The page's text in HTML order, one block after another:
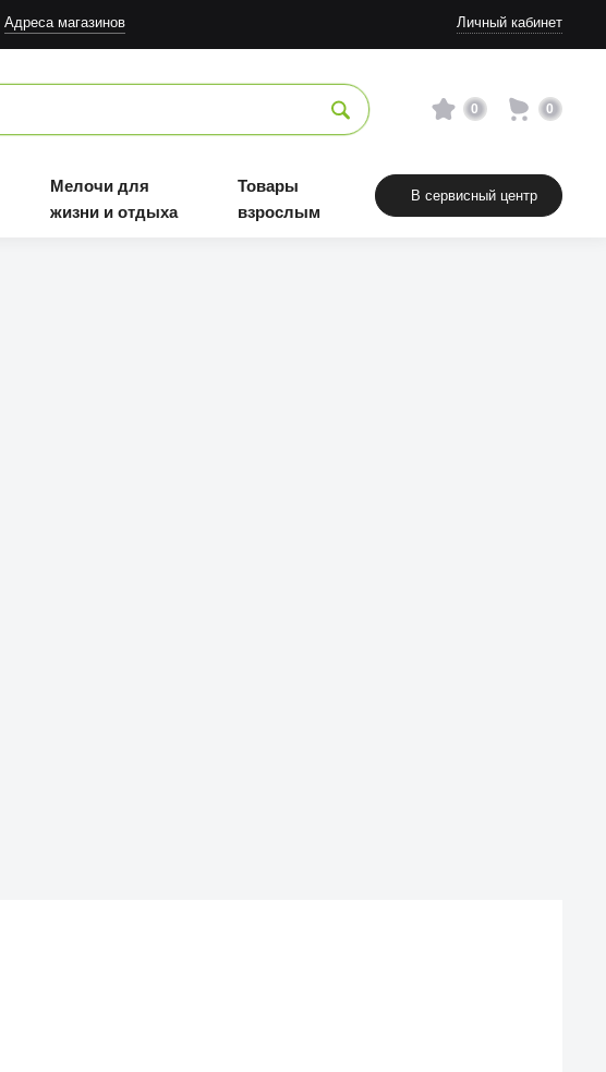
Адреса магазинов Личный кабинет
0 0
Мелочи для
жизни и отдыха
Товары
взрослым
В сервисный центр